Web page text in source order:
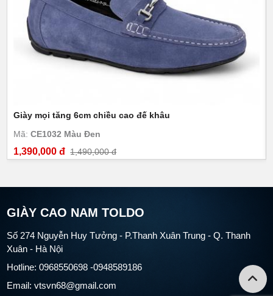
Giày mọi tăng 6cm chiều cao đế khâu
Mã:CE1032 Màu Đen
1,390,000 đ 1,490,000 đ
GIÀY CAO NAM TOLDO
Số 274 Nguyễn Huy Tưởng - P.Thanh Xuân Trung - Q. Thanh
Xuân - Hà Nội
Hotline: 0968550698 -0948589186
Email: vtsvn68@gmail.com